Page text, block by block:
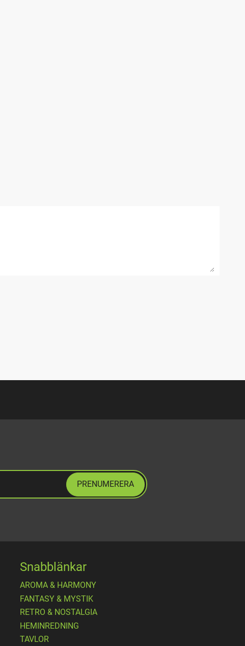
PRENUMERERA
Snabblänkar
AROMA & HARMONY
FANTASY & MYSTIK
RETRO & NOSTALGIA
HEMINREDNING
TAVLOR